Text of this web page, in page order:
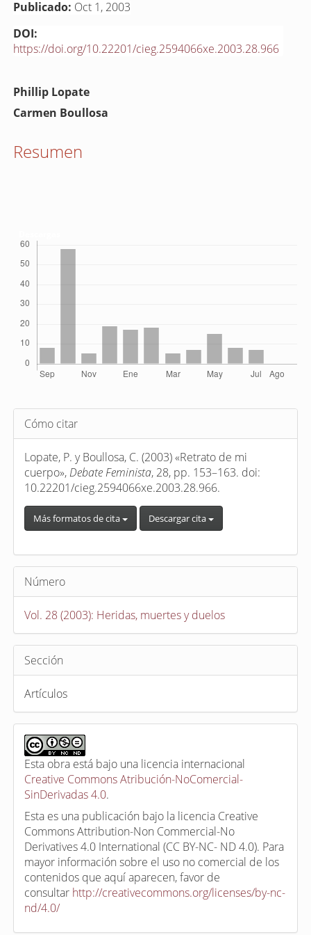
Publicado: Oct 1, 2003
DOI:
https://doi.org/10.22201/cieg.2594066xe.2003.28.966
Contenido
principal
artículo
Phillip Lopate
Carmen Boullosa
Resumen
Detalles
del
artículo
Cómo citar
Lopate, P. y Boullosa, C. (2003) «Retrato de mi
cuerpo», Debate Feminista, 28, pp. 153–163. doi:
10.22201/cieg.2594066xe.2003.28.966.
Más formatos de cita Descargar cita
Número
Vol. 28 (2003): Heridas, muertes y duelos
Sección
Artículos
Esta obra está bajo una licencia internacional
Creative Commons Atribución-NoComercial-
SinDerivadas 4.0.
Esta es una publicación bajo la licencia Creative
Commons Attribution-Non Commercial-No
Derivatives 4.0 International (CC BY-NC- ND 4.0). Para
mayor información sobre el uso no comercial de los
contenidos que aquí aparecen, favor de
consultar http://creativecommons.org/licenses/by-nc-
nd/4.0/